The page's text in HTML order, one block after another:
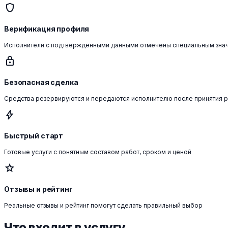
shield
Верификация профиля
Исполнители с подтверждёнными данными отмечены специальным
lock
Безопасная сделка
Средства резервируются и передаются исполнителю после принятия
bolt
Быстрый старт
Готовые услуги с понятным составом работ, сроком и ценой
star
Отзывы и рейтинг
Реальные отзывы и рейтинг помогут сделать правильный выбор